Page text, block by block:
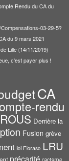
Rendu du CA du
03-29-5?
du 9 mars 2021
Lille (14/11/2019)
c’est payer plus !
CA
rendu
Derrière la
Fusion grève
loi Fioraso LRU